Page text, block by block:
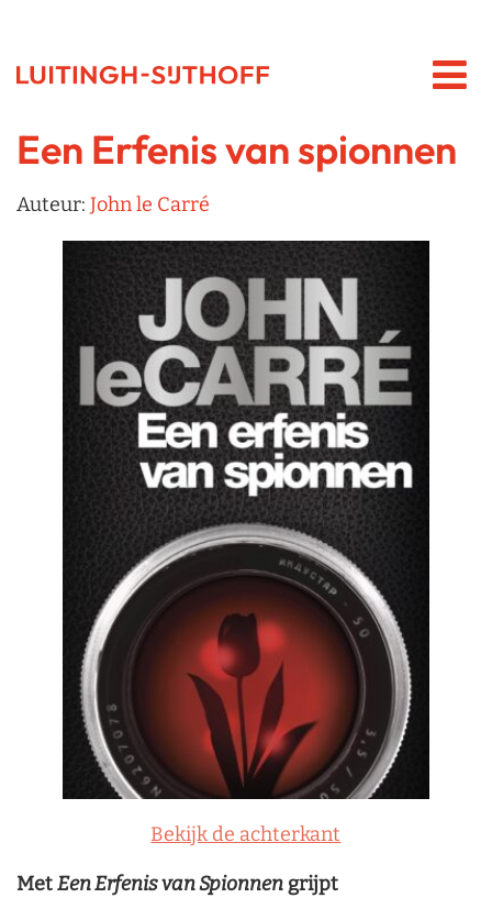
Een Erfenis van spionnen
Auteur: John le Carré
Bekijk de achterkant
MetEen Erfenis van Spionnen grijpt